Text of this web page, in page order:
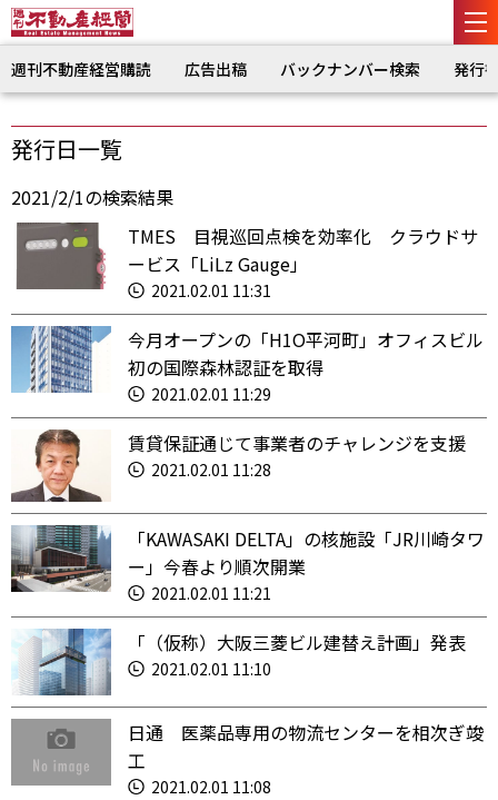
週刊不動産経営購読 広告出稿 バックナンバー検索 発行
発行日一覧
2021/2/1の検索結果
TMES 目視巡回点検を効率化 クラウドサ
ービス「LiLz Gauge」
2021.02.01 11:31
今月オープンの「H1O平河町」オフィスビル
初の国際森林認証を取得
2021.02.01 11:29
賃貸保証通じて事業者のチャレンジを支援
2021.02.01 11:28
「KAWASAKI DELTA」の核施設「JR川崎タワ
ー」今春より順次開業
2021.02.01 11:21
「（仮称）大阪三菱ビル建替え計画」発表
2021.02.01 11:10
日通 医薬品専用の物流センターを相次ぎ竣
工
2021.02.01 11:08